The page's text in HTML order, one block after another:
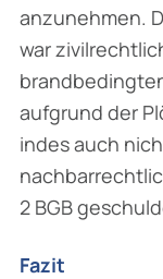
anzunehmen.
war
aufgrund der
indes auch
2 BGB
Fazit